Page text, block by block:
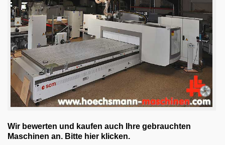
Wir bewerten und kaufen auch Ihre gebrauchten
Maschinen an. Bitte hier klicken.